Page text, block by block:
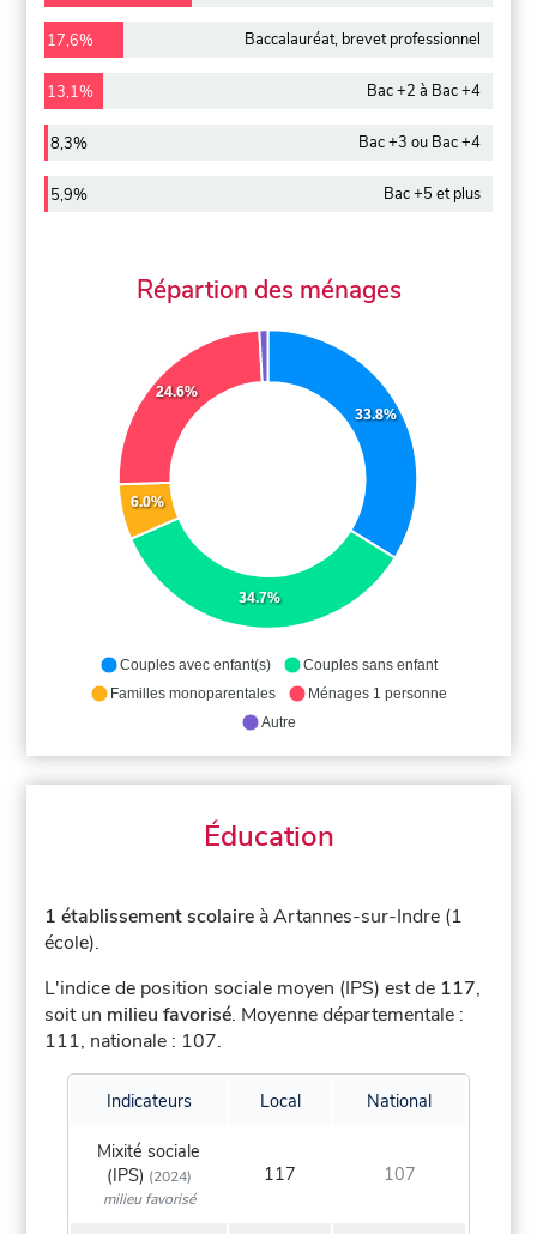
17,6% Baccalauréat, brevet professionnel
13,1% Bac +2 à Bac +4
8,3% Bac +3 ou Bac +4
5,9% Bac +5 et plus
Répartion des ménages
33.8%
34.7%
6.0%
24.6%
Couples avec enfant(s)
Couples sans enfant
Familles monoparentales
Ménages 1 personne
Autre
Éducation
1 établissement scolaire à Artannes-sur-Indre (1
école).
L'indice de position sociale moyen (IPS) est de 117,
soit un milieu favorisé. Moyenne départementale :
111, nationale : 107.
Indicateurs Local National
Mixité sociale
(IPS) (2024)
milieu favorisé
117 107